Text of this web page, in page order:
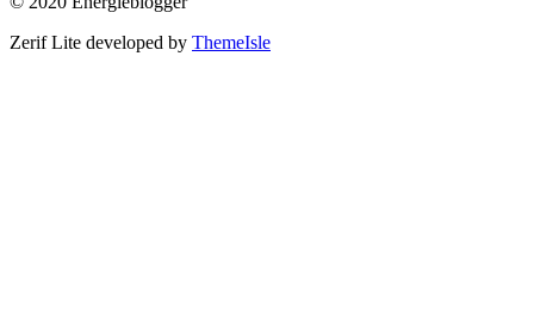
Zerif Lite developed by ThemeIsle